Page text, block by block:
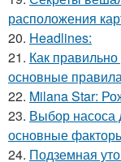
расположения
20. Headlines:
21. Как
основные
22. Milana Star:
23. Выбор насоса
основные
24. Подземная